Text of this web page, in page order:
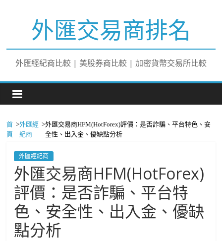
外匯交易商排名
外匯經紀商比較 | 美股券商比較 | 加密貨幣交易所比較
首
頁
>外匯經
紀商
>外匯交易商HFM(HotForex)評價：是否詐騙、平台特色、安
全性、出入金、優缺點分析
外匯經紀商
外匯交易商HFM(HotForex)
評價：是否詐騙、平台特
色、安全性、出入金、優缺
點分析